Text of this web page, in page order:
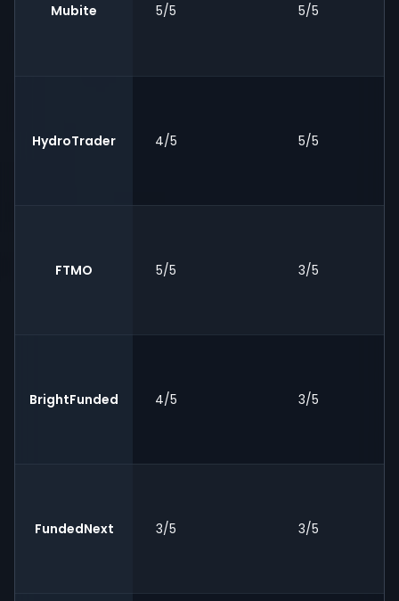
Mubite 5/5 5/5
HydroTrader 4/5 5/5
FTMO 5/5 3/5
BrightFunded 4/5 3/5
FundedNext 3/5 3/5